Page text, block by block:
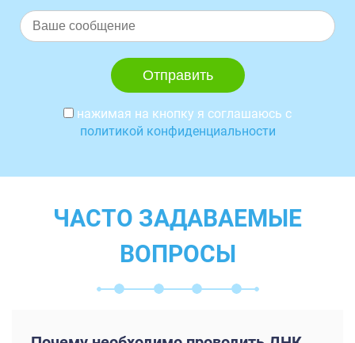
нажимая на кнопку я соглашаюсь с
политикой конфиденциальности
ЧАСТО ЗАДАВАЕМЫЕ
ВОПРОСЫ